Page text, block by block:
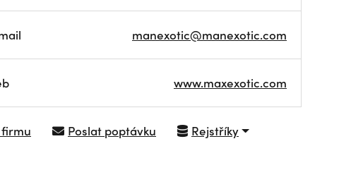
manexotic@manexotic.com
www.maxexotic.com
Poslat poptávku Rejstříky